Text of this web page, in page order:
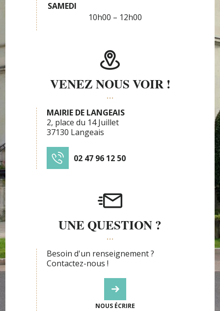
SAMEDI
10h00 – 12h00
VENEZ NOUS VOIR !
MAIRIE DE LANGEAIS
2, place du 14 Juillet
37130 Langeais
02 47 96 12 50
UNE QUESTION ?
Besoin d'un renseignement ?
Contactez-nous !
NOUS ÉCRIRE